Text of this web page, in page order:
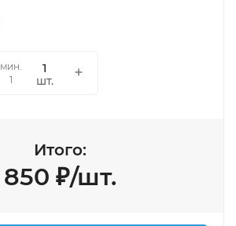
мин.
1
шт.
Итого:
850 ₽/шт.